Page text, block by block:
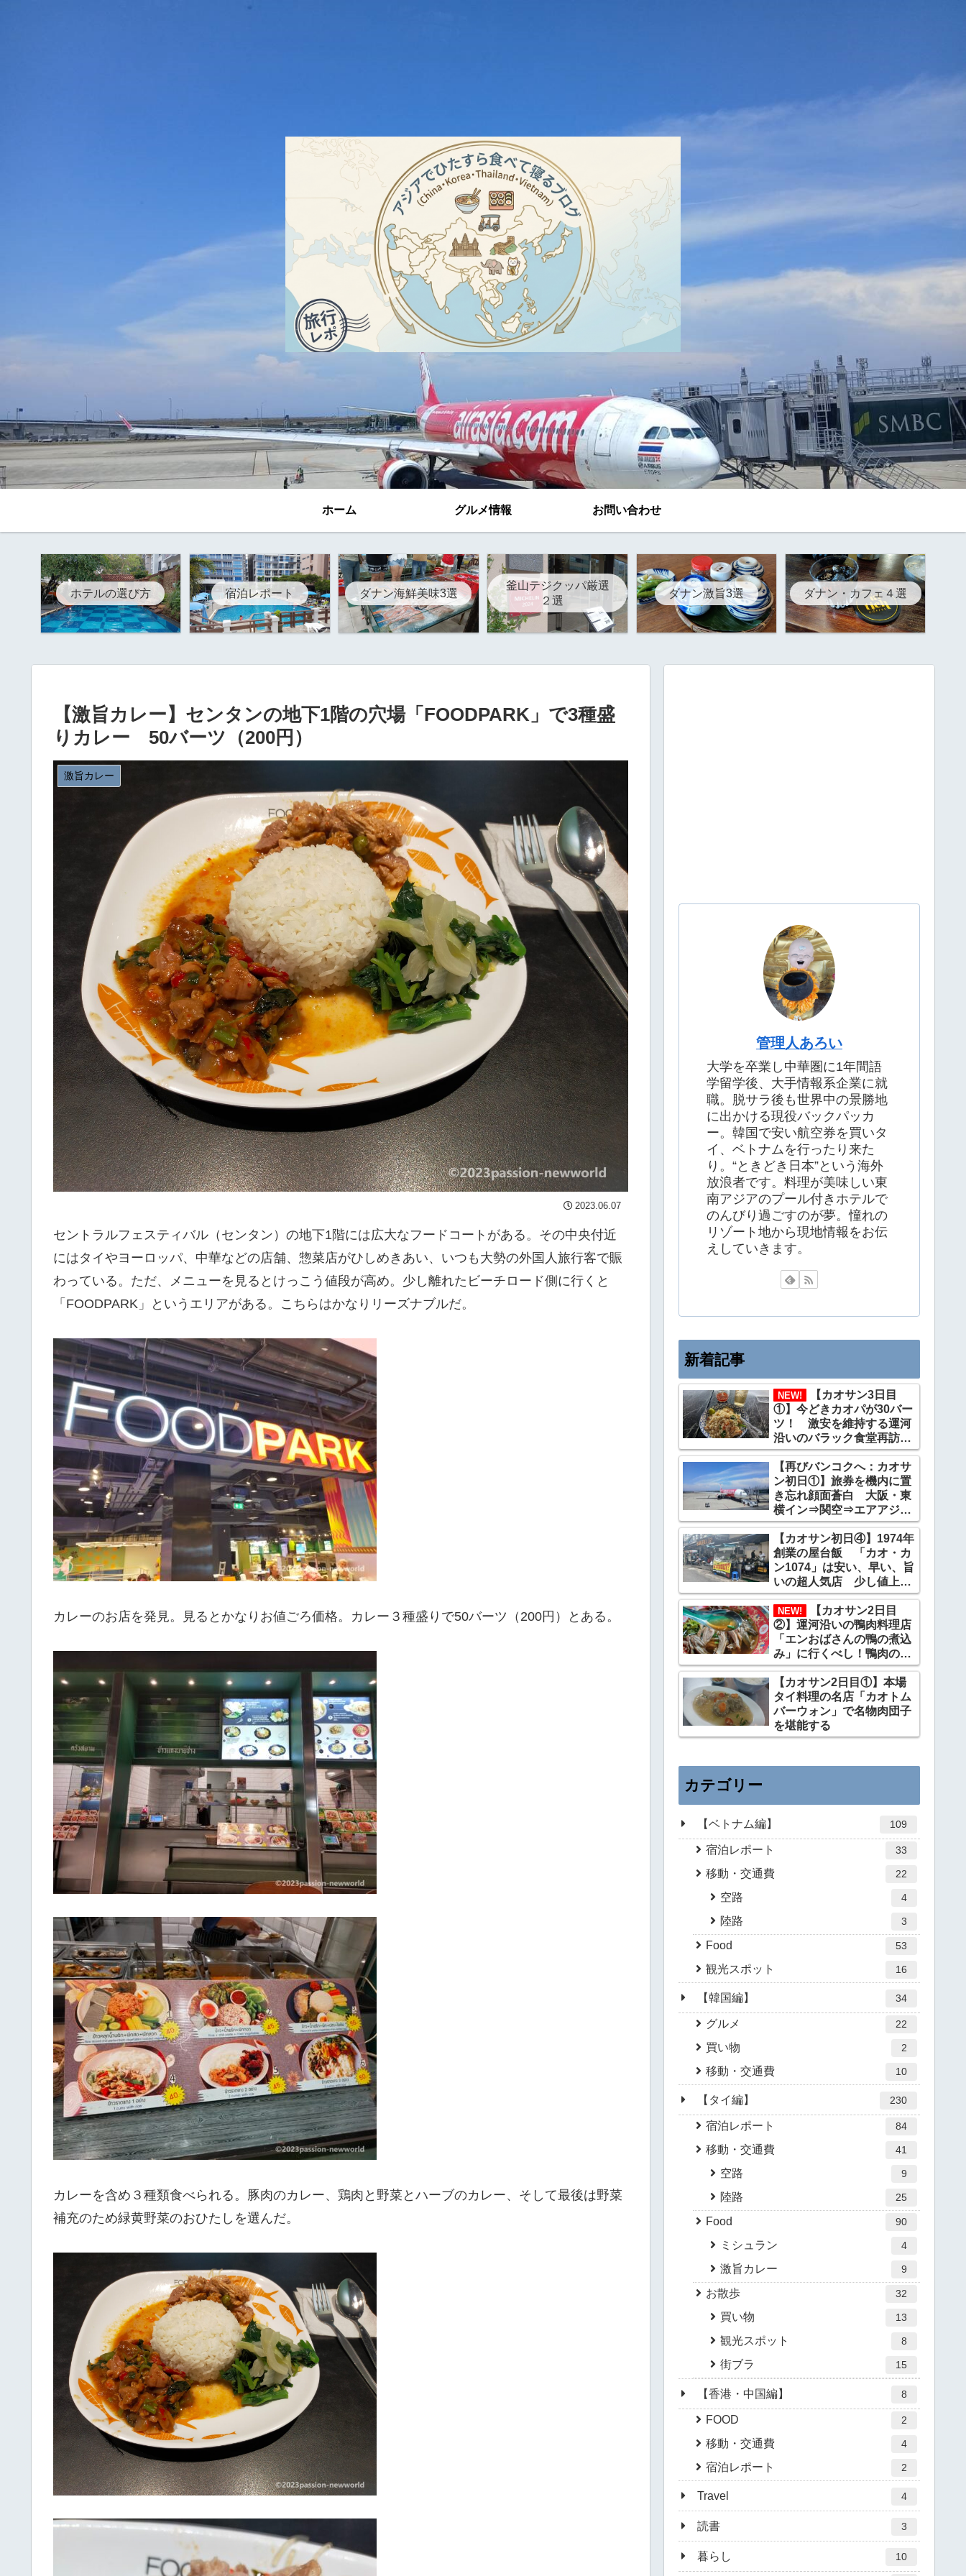
ホーム グルメ情報 お問い合わせ
ホテルの選び方 宿泊レポート ダナン海鮮美味3選
釜山テジクッパ厳選
２選
ダナン激旨3選 ダナン・カフェ４選
【激旨カレー】センタンの地下1階の穴場「FOODPARK」で3種盛
りカレー 50バーツ（200円）
激旨カレー
2023.06.07
セントラルフェスティバル（センタン）の地下1階には広大なフードコートがある。その中央付近
にはタイやヨーロッパ、中華などの店舗、惣菜店がひしめきあい、いつも大勢の外国人旅行客で賑
わっている。ただ、メニューを見るとけっこう値段が高め。少し離れたビーチロード側に行くと
「FOODPARK」というエリアがある。こちらはかなりリーズナブルだ。
カレーのお店を発見。見るとかなりお値ごろ価格。カレー３種盛りで50バーツ（200円）とある。
カレーを含め３種類食べられる。豚肉のカレー、鶏肉と野菜とハーブのカレー、そして最後は野菜
補充のため緑黄野菜のおひたしを選んだ。
管理人あろい
大学を卒業し中華圏に1年間語
学留学後、大手情報系企業に就
職。脱サラ後も世界中の景勝地
に出かける現役バックパッカ
ー。韓国で安い航空券を買いタ
イ、ベトナムを行ったり来た
り。“ときどき日本”という海外
放浪者です。料理が美味しい東
南アジアのプール付きホテルで
のんびり過ごすのが夢。憧れの
リゾート地から現地情報をお伝
えしていきます。
新着記事
NEW!
【カオサン3日目
①】今どきカオパが30バー
ツ！ 激安を維持する運河
沿いのバラック食堂再訪
財布に優しくしかも旨
い！
【再びバンコクへ：カオサ
ン初日①】旅券を機内に置
き忘れ顔面蒼白 大阪・東
横イン⇒関空⇒エアアジ
ア：機内は寒い⇒カオサン
へ
【カオサン初日④】1974年
創業の屋台飯 「カオ・カ
ン1074」は安い、早い、旨
いの超人気店 少し値上
げ ライスとおかず2品で
55バーツ
NEW!
【カオサン2日目
②】運河沿いの鴨肉料理店
「エンおばさんの鴨の煮込
み」に行くべし！鴨肉の驚
くべき味わい
【カオサン2日目①】本場
タイ料理の名店「カオトム
バーウォン」で名物肉団子
を堪能する
カテゴリー
【ベトナム編】 109
宿泊レポート 33
移動・交通費 22
空路 4
陸路 3
Food 53
観光スポット 16
【韓国編】 34
グルメ 22
買い物 2
移動・交通費 10
【タイ編】 230
宿泊レポート 84
移動・交通費 41
空路 9
陸路 25
Food 90
ミシュラン 4
激旨カレー 9
お散歩 32
買い物 13
観光スポット 8
街ブラ 15
【香港・中国編】 8
FOOD 2
移動・交通費 4
宿泊レポート 2
Travel 4
読書 3
暮らし 10